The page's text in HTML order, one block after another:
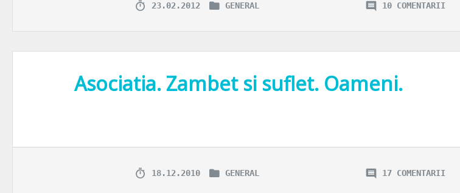
23.02.2012 GENERAL 10 COMENTARII
Asociatia. Zambet si suflet. Oameni.
Dupa cum va povestea si Cabral acum cateva zile, ne-a venit ideea sa infiintam o asociatie care sa inveseleasca
18.12.2010 GENERAL 17 COMENTARII